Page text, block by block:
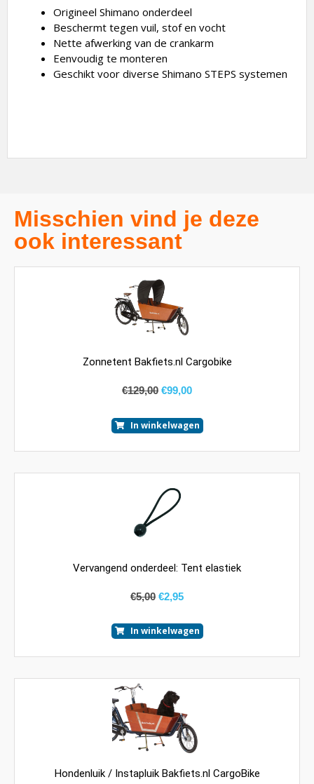
Origineel Shimano onderdeel
Beschermt tegen vuil, stof en vocht
Nette afwerking van de crankarm
Eenvoudig te monteren
Geschikt voor diverse Shimano STEPS systemen
Misschien vind je deze
ook interessant
Zonnetent Bakfiets.nl Cargobike
€129,00 €99,00
In winkelwagen
Vervangend onderdeel: Tent elastiek
€5,00 €2,95
In winkelwagen
Hondenluik / Instapluik Bakfiets.nl CargoBike